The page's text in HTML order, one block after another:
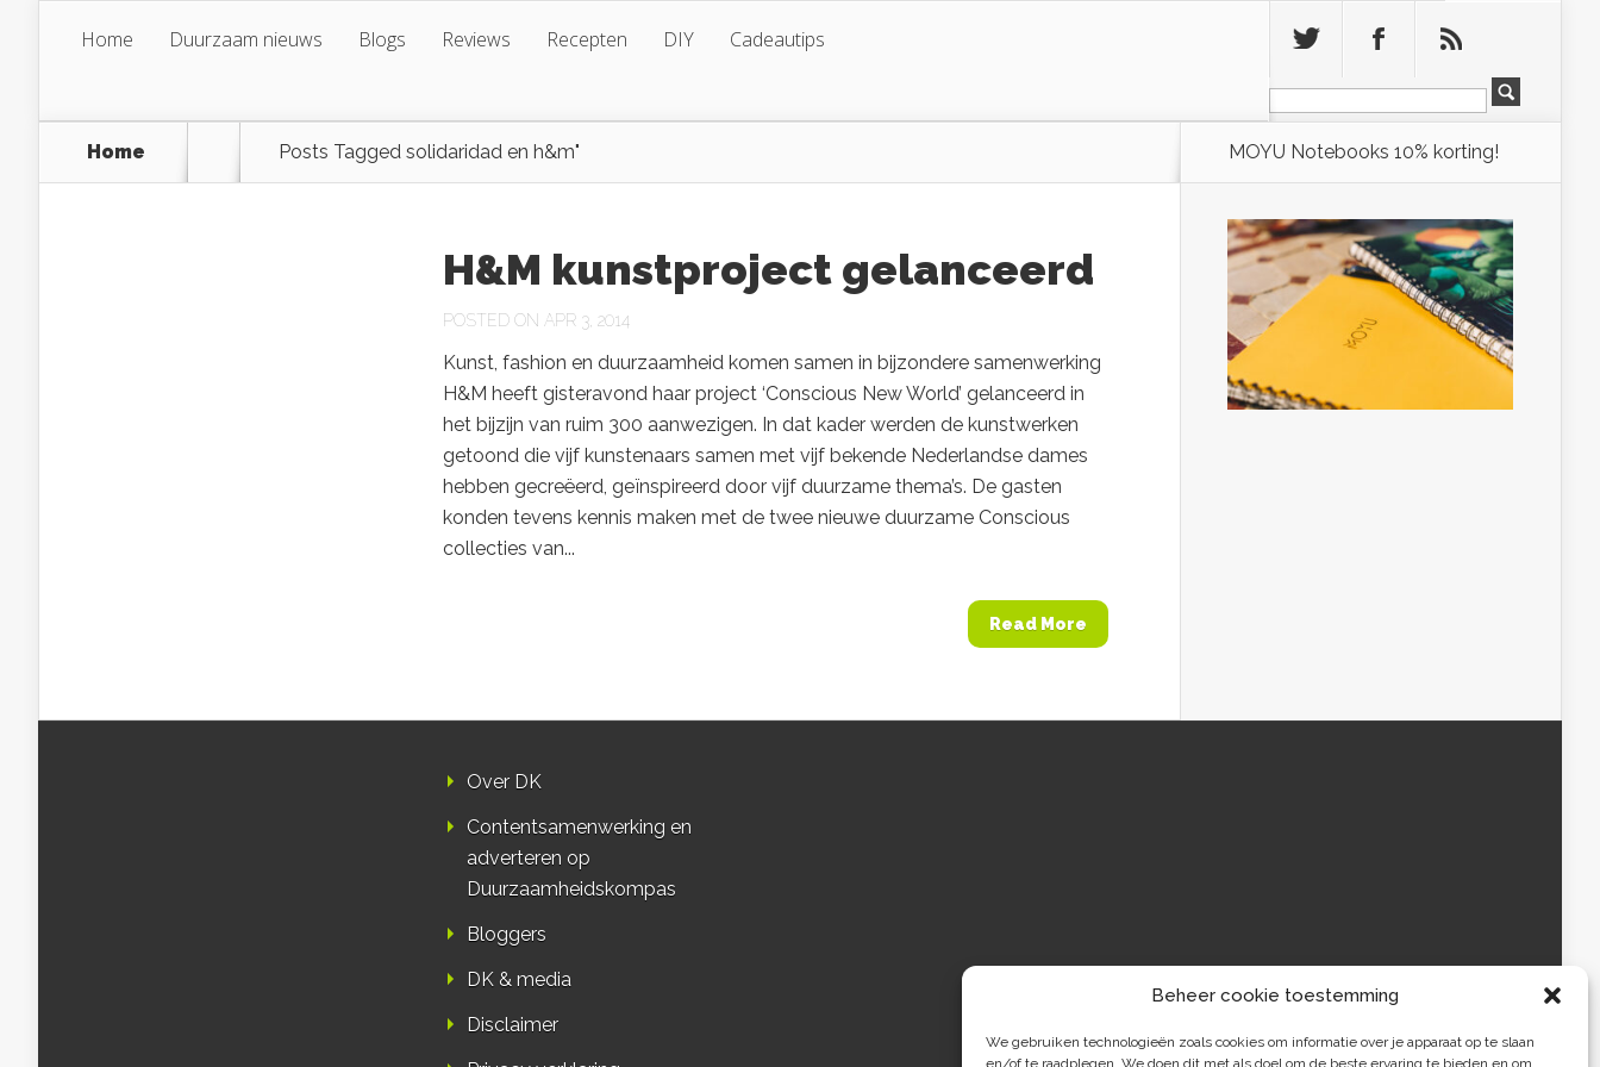
Beheer cookie toestemming
We gebruiken technologieën zoals cookies om informatie over je apparaat op te slaan
en/of te raadplegen. We doen dit met als doel om de beste ervaring te bieden en om
Home Duurzaam nieuws Blogs Reviews Recepten DIY Cadeautips
Home Posts Tagged solidaridad en h&m"
H&M kunstproject gelanceerd
POSTED ON APR 3, 2014
Kunst, fashion en duurzaamheid komen samen in bijzondere samenwerking
H&M heeft gisteravond haar project ‘Conscious New World’ gelanceerd in
het bijzijn van ruim 300 aanwezigen. In dat kader werden de kunstwerken
getoond die vijf kunstenaars samen met vijf bekende Nederlandse dames
hebben gecreëerd, geïnspireerd door vijf duurzame thema’s. De gasten
konden tevens kennis maken met de twee nieuwe duurzame Conscious
collecties van...
Read More
MOYU Notebooks 10% korting!
Over DK
Contentsamenwerking en
adverteren op
Duurzaamheidskompas
Bloggers
DK & media
Disclaimer